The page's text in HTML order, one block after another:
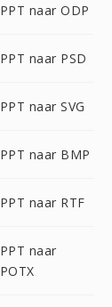
PPT naar ODP
PPT naar PSD
PPT naar SVG
PPT naar BMP
PPT naar RTF
PPT naar
POTX